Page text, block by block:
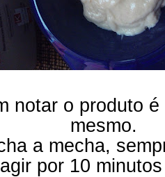
notar o produto
mesmo.
a mecha,
por 10